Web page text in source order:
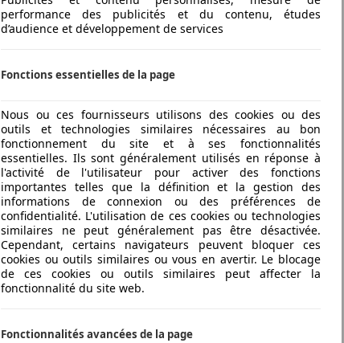
performance des publicités et du contenu, études
d’audience et développement de services
Fonctions essentielles de la page
Nous ou ces fournisseurs utilisons des cookies ou des
outils et technologies similaires nécessaires au bon
fonctionnement du site et à ses fonctionnalités
essentielles. Ils sont généralement utilisés en réponse à
l'activité de l'utilisateur pour activer des fonctions
importantes telles que la définition et la gestion des
informations de connexion ou des préférences de
confidentialité. L'utilisation de ces cookies ou technologies
similaires ne peut généralement pas être désactivée.
Cependant, certains navigateurs peuvent bloquer ces
cookies ou outils similaires ou vous en avertir. Le blocage
de ces cookies ou outils similaires peut affecter la
fonctionnalité du site web.
Fonctionnalités avancées de la page